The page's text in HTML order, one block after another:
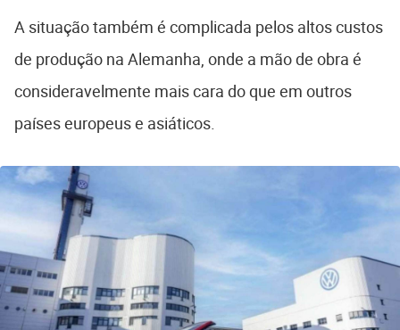
A situação também é complicada pelos altos custos
de produção na Alemanha, onde a mão de obra é
consideravelmente mais cara do que em outros
países europeus e asiáticos.